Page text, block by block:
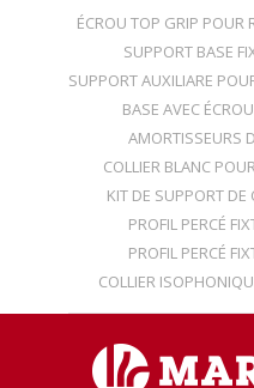
ÉCROU TOP GRIP POUR
SUPPORT BASE
SUPPORT AUXILIARE
BASE AVEC
AMORTISSEURS
COLLIER BLANC
KIT DE SUPPORT DE
PROFIL PERCÉ
PROFIL PERCÉ
COLLIER